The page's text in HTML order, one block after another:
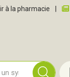
à la pharmacie